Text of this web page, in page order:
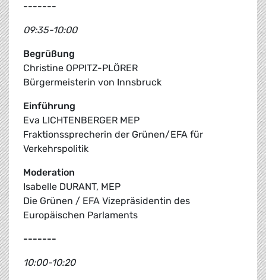
-------
09:35-10:00
Begrüßung
Christine OPPITZ-PLÖRER
Bürgermeisterin von Innsbruck
Einführung
Eva LICHTENBERGER MEP
Fraktionssprecherin der Grünen/EFA für
Verkehrspolitik
Moderation
Isabelle DURANT, MEP
Die Grünen / EFA Vizepräsidentin des
Europäischen Parlaments
-------
10:00-10:20